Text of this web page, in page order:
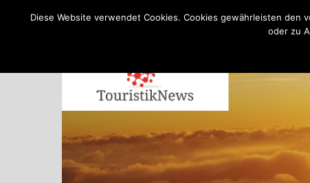
Diese Website verwendet Cookies. Cookies gewährleisten den
oder zu